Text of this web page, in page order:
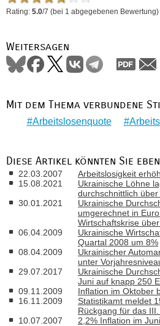
Rating: 5.0/7 (bei 1 abgegebenen Bewertung)
Weitersagen
Mit dem Thema verbundene
Arbeitslosenquote
Diese Artikel könnten Sie
22.03.2007
Arbeitslosigkeit
15.08.2021
Ukrainische Löhne
durchschnittlich
30.01.2021
Ukrainische
umgerechnet in
Wirtschaftskrise
06.04.2009
Ukrainische
Quartal 2008 um 8%
08.04.2009
Ukrainischer
unter
29.07.2017
Ukrainische
Juni auf knapp 250
09.11.2009
Inflation im Oktober
16.11.2009
Statistikamt meldet
Rückgang für das
10.07.2007
2,2% Inflation im Juni